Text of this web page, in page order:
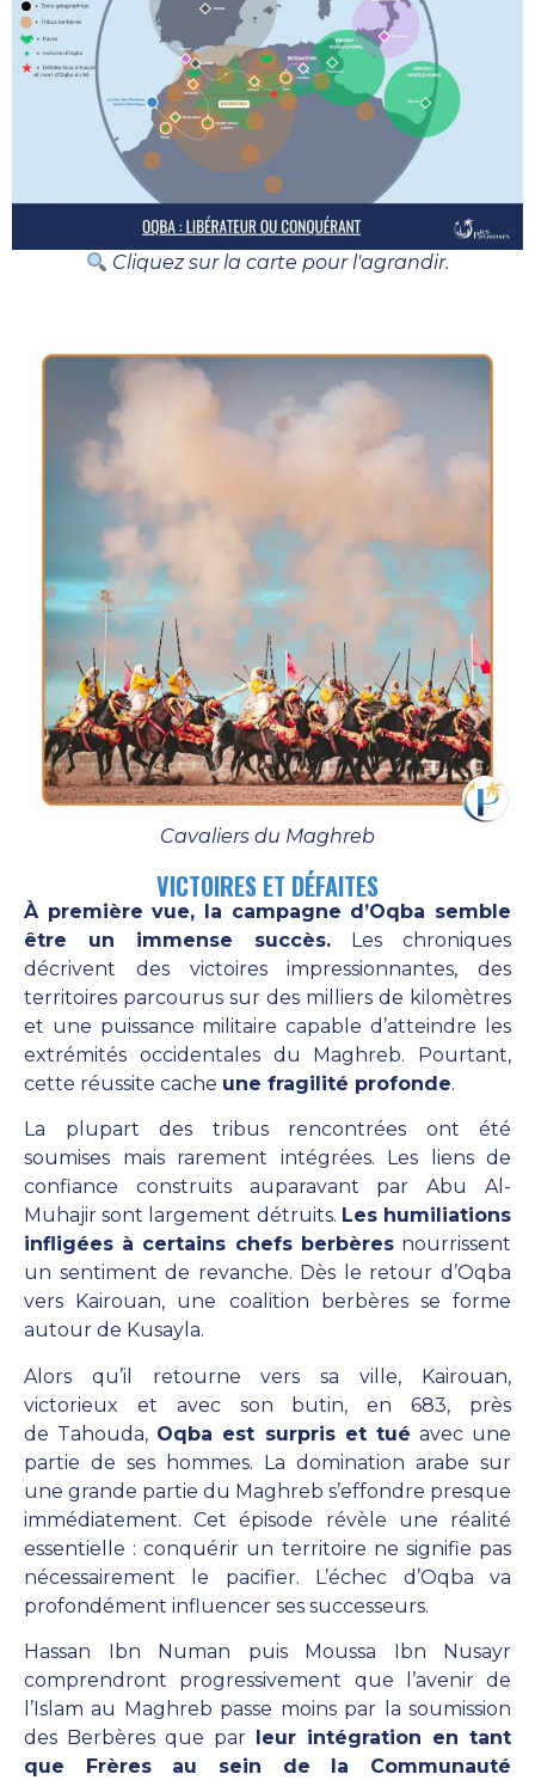
Cliquez sur la carte pour l'agrandir.
Cavaliers du Maghreb
VICTOIRES ET DÉFAITES
À première vue, la campagne d’Oqba semble
être un immense succès. Les chroniques
décrivent des victoires impressionnantes, des
territoires parcourus sur des milliers de kilomètres
et une puissance militaire capable d’atteindre les
extrémités occidentales du Maghreb. Pourtant,
cette réussite cache une fragilité profonde.
La plupart des tribus rencontrées ont été
soumises mais rarement intégrées. Les liens de
confiance construits auparavant par Abu Al-
Muhajir sont largement détruits. Les humiliations
infligées à certains chefs berbèresnourrissent
un sentiment de revanche. Dès le retour d’Oqba
vers Kairouan, une coalition berbères se forme
autour de Kusayla.
Alors qu’il retourne vers sa ville, Kairouan,
victorieux et avec son butin, en 683, près
de Tahouda, Oqba est surpris et tué avec une
partie de ses hommes. La domination arabe sur
une grande partie du Maghreb s’effondre presque
immédiatement. Cet épisode révèle une réalité
essentielle : conquérir un territoire ne signifie pas
nécessairement le pacifier. L’échec d’Oqba va
profondément influencer ses successeurs.
Hassan Ibn Numan puis Moussa Ibn Nusayr
comprendront progressivement que l’avenir de
l’Islam au Maghreb passe moins par la soumission
des Berbères que parleur intégration en tant
que Frères au sein de la Communauté